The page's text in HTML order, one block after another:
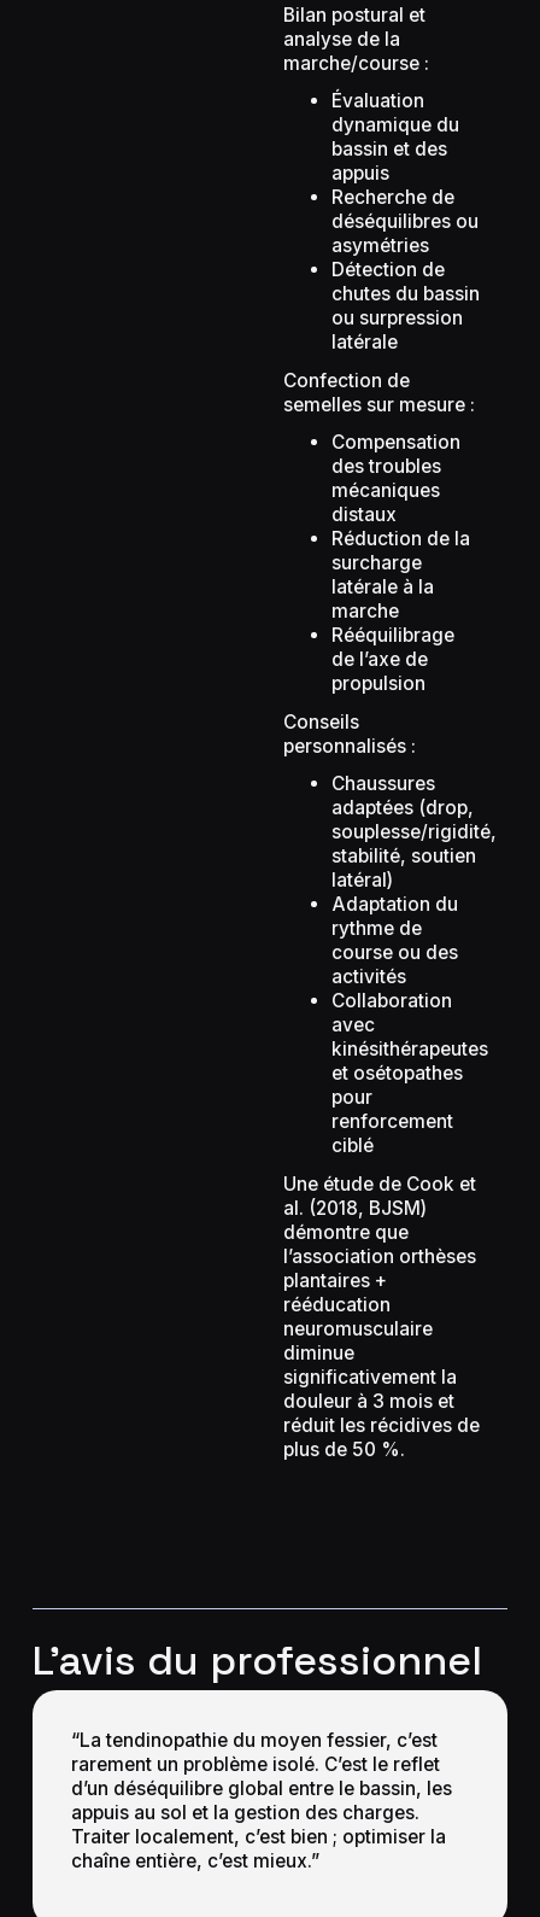
Bilan postural et
analyse de la
marche/course :
Évaluation
dynamique du
bassin et des
appuis
Recherche de
déséquilibres ou
asymétries
Détection de
chutes du bassin
ou surpression
latérale
Confection de
semelles sur mesure :
Compensation
des troubles
mécaniques
distaux
Réduction de la
surcharge
latérale à la
marche
Rééquilibrage
de l’axe de
propulsion
Conseils
personnalisés :
Chaussures
adaptées (drop,
souplesse/rigidité,
stabilité, soutien
latéral)
Adaptation du
rythme de
course ou des
activités
Collaboration
avec
kinésithérapeutes
et osétopathes
pour
renforcement
ciblé
Une étude de Cook et
al. (2018, BJSM)
démontre que
l’association orthèses
plantaires +
rééducation
neuromusculaire
diminue
significativement la
douleur à 3 mois et
réduit les récidives de
plus de 50 %.
L’avis du professionnel
“La tendinopathie du moyen fessier, c’est
rarement un problème isolé. C’est le reflet
d’un déséquilibre global entre le bassin, les
appuis au sol et la gestion des charges.
Traiter localement, c’est bien ; optimiser la
chaîne entière, c’est mieux.”